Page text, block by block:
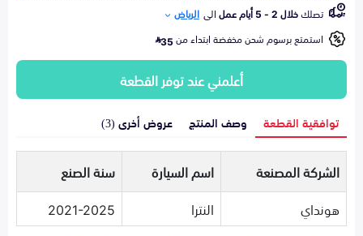
تصلكخلال 2 - 5 أيام عمل الى الرياض
استمتع برسوم شحن مخفضة ابتداء من35
أعلمني عند توفر القطعة
توافقية القطعة وصف المنتج عروض أخرى (3)
الشركة المصنعة اسم السيارة
سنة الصنع
هونداي
النترا 2021-2025